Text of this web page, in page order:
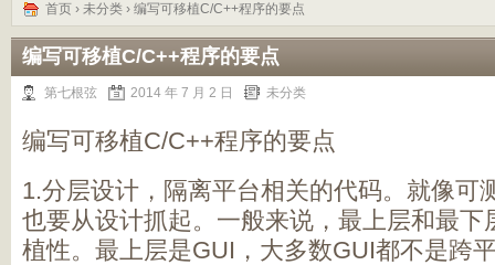
首页 › 未分类 › 编写可移植C/C++程序的要点
编写可移植C/C++程序的要点
第七根弦 2014 年 7 月 2 日 未分类
编写可移植C/C++程序的要点
1.分层设计，隔离平台相关的代码。就像可
也要从设计抓起。一般来说，最上层和最下
植性。最上层是GUI，大多数GUI都不是跨